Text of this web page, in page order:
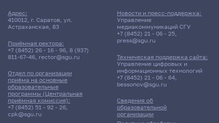
Адрес:
410012, г. Саратов, ул.
Астраханская, 83
Приёмная ректора:
+7 (8452) 26 - 16 - 96, 8 (937)
811-67-46, rector@sgu.ru
Отдел по организации
приёма на основные
образовательные
программы (Центральная
приёмная комиссия):
+7 (8452) 51 - 92 - 26,
cpk@sgu.ru
Сведения об
образовательной
организации
Новости и пресс-поддержка:
Управление
медиакоммуникаций СГУ
+7 (8452) 21 - 06 - 25,
press@sgu.ru
Техническая поддержка сайта:
Управление цифровых и
информационных технологий
+7 (8452) 21 - 06 - 64,
bessonov@sgu.ru